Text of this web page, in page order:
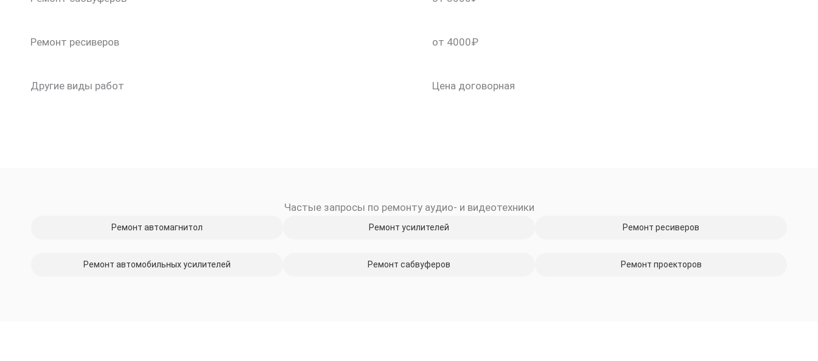
Ремонт ресиверов от 4000₽
Другие виды работ Цена договорная
Частые запросы по ремонту аудио- и видеотехники
Ремонт автомагнитол
Ремонт автомобильных усилителей
Ремонт усилителей
Ремонт сабвуферов
Ремонт ресиверов
Ремонт проекторов